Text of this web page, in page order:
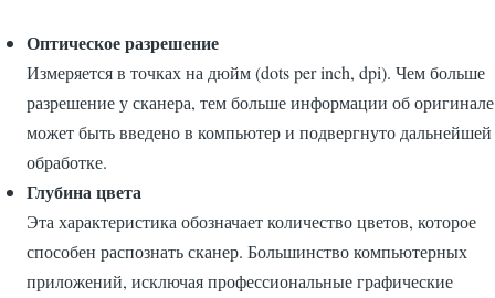
Оптическое разрешение
Измеряется в точках на дюйм (dots per inch, dpi). Чем больше
разрешение у сканера, тем больше информации об оригинале
может быть введено в компьютер и подвергнуто дальнейшей
обработке.
Глубина цвета
Эта характеристика обозначает количество цветов, которое
способен распознать сканер. Большинство компьютерных
приложений, исключая профессиональные графические